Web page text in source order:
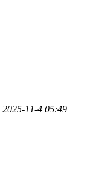
2025-11-4 05:49